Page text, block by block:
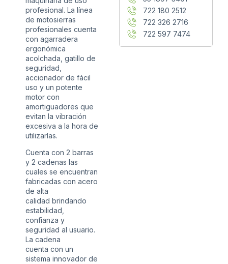
profesional. La línea
de motosierras
profesionales cuenta
con agarradera
ergonómica
acolchada, gatillo de
seguridad,
accionador de fácil
uso y un potente
motor con
amortiguadores que
evitan la vibración
excesiva a la hora de
utilizarlas.
Cuenta con 2 barras
y 2 cadenas las
cuales se encuentran
fabricadas con acero
de alta
calidad brindando
estabilidad,
confianza y
seguridad al usuario.
La cadena
cuenta con un
sistema innovador de
722 180 2512
722 326 2716
722 597 7474